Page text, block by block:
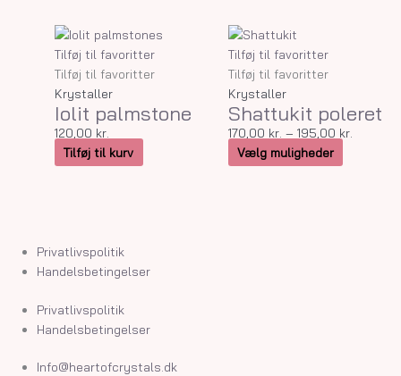
Tilføj til favoritter
Tilføj til favoritter
Krystaller
Iolit palmstone
120,00 kr.
Tilføj til kurv
Tilføj til favoritter
Tilføj til favoritter
Krystaller
Shattukit poleret
170,00 kr. – 195,00 kr.
Vælg muligheder
varianter.
vælges
Privatlivspolitik
Handelsbetingelser
Privatlivspolitik
Handelsbetingelser
Info@heartofcrystals.dk